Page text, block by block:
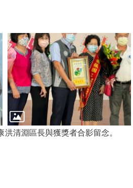
洪清淵區長與獲獎者合影留念。